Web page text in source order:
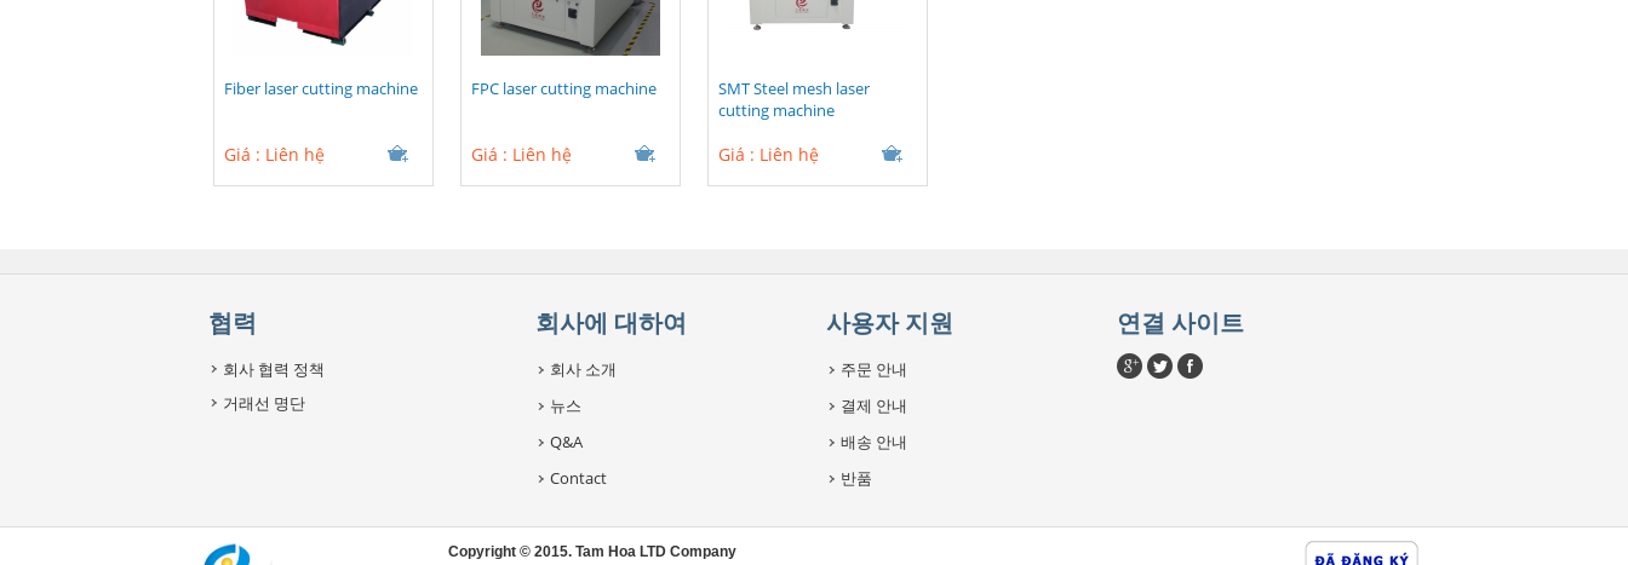
Fiber laser cutting machine
Giá : Liên hệ
FPC laser cutting machine
Giá : Liên hệ
SMT Steel mesh laser
cutting machine
Giá : Liên hệ
협력
회사 협력 정책
거래선 명단
회사에 대하여
회사 소개
뉴스
Q&A
Contact
사용자 지원
주문 안내
결제 안내
배송 안내
반품
연결 사이트
Copyright © 2015. Tam Hoa LTD Company